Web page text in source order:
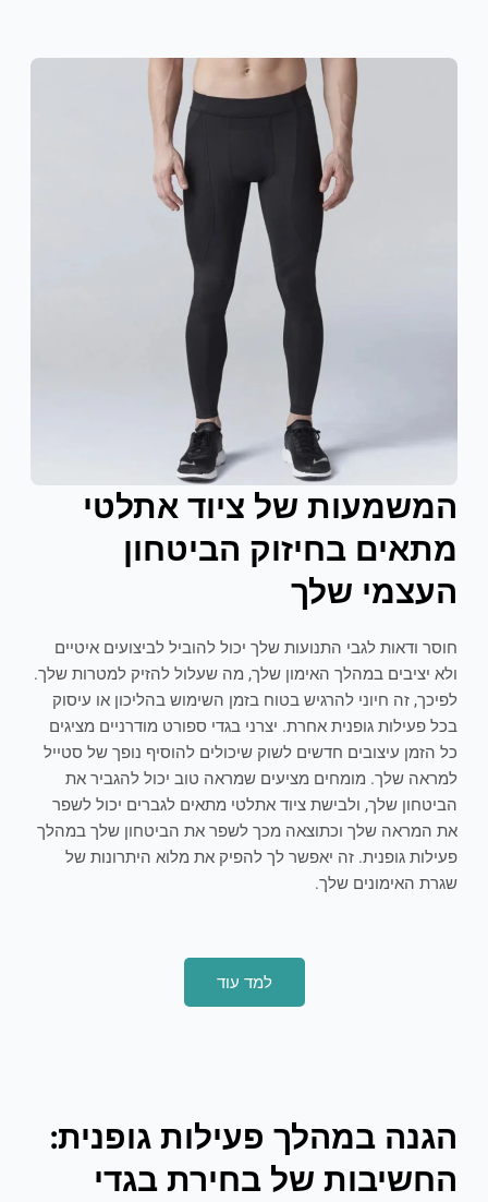
המשמעות של ציוד אתלטי
מתאים בחיזוק הביטחון
העצמי שלך
חוסר ודאות לגבי התנועות שלך יכול להוביל לביצועים איטיים
ולא יציבים במהלך האימון שלך, מה שעלול להזיק למטרות שלך.
לפיכך, זה חיוני להרגיש בטוח בזמן השימוש בהליכון או עיסוק
בכל פעילות גופנית אחרת. יצרני בגדי ספורט מודרניים מציגים
כל הזמן עיצובים חדשים לשוק שיכולים להוסיף נופך של סטייל
למראה שלך. מומחים מציעים שמראה טוב יכול להגביר את
הביטחון שלך, ולבישת ציוד אתלטי מתאים לגברים יכול לשפר
את המראה שלך וכתוצאה מכך לשפר את הביטחון שלך במהלך
פעילות גופנית. זה יאפשר לך להפיק את מלוא היתרונות של
שגרת האימונים שלך.
למד עוד
הגנה במהלך פעילות גופנית:
החשיבות של בחירת בגדי